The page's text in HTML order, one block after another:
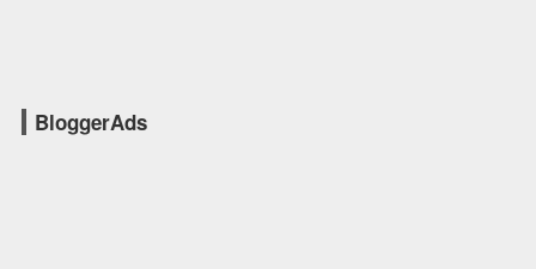
BloggerAds